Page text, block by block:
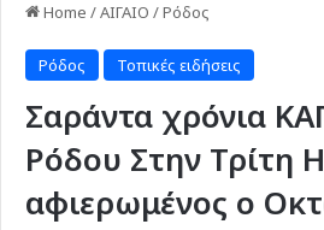
Home /ΑΙΓΑΙΟ /Ρόδος
Ρόδος Τοπικές ειδήσεις
Σαράντα χρόνια
Ρόδου Στην Τρίτη
αφιερωμένος ο